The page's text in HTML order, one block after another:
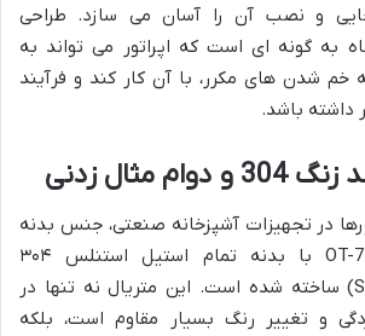
جایی و نصب آن را آسان می سازد. طراحی
به گونه ای است که اپراتور می تواند به
خم شدن های مکرر، با آن کار کند و فرآیند
داشته باشد.
مثال زدنی
در تجهیزات آشپزخانه صنعتی، جنس بدنه
است. سرخ کن OT-71A با بدنه تمام استیل استنلس ۳۰۴
(Stainless Steel 304) ساخته شده است. این متریال نه تنها در
و تغییر رنگ بسیار مقاوم است، بلکه